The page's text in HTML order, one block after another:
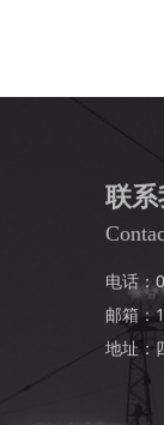
联系
电话：
邮箱：
地址：